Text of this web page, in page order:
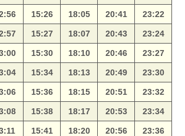
15:26 18:05 20:41 23:22
15:27 18:07 20:43 23:24
15:30 18:10 20:46 23:27
15:34 18:13 20:49 23:30
15:36 18:15 20:51 23:32
15:38 18:17 20:53 23:34
15:41 18:20 20:56 23:36